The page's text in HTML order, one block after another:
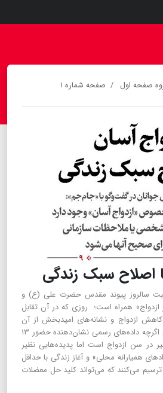
صفحه اول صفحه شماره ۱
اصلاح سبک زندگی
سالروز پیوند مقدس حضرت علی (ع) و
همراه است؛ روزی که در آن تقابل
کاهش ازدواج و نشانه‌های امیدبخش از آن
بیش از پیش نمایان است. اگرچه داده‌های رسمی نشان‌دهنده حضور ۱۳
در سن ازدواج است اما پدیده‌هایی نظیر
همیارانه محلی» و آغاز زندگی با حداقل
ترسیم می‌کنند که می‌تواند کلید حل معضلات